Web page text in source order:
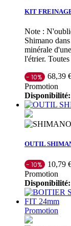
KIT
Note :
Shimano
minérale
l'étrier.
- 10% 68,39
Promotion
Disponibilité:
OUTIL
- 10% 10,79
Promotion
Disponibilité:
Promotion